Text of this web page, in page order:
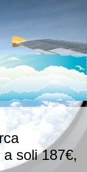
soli 187€,